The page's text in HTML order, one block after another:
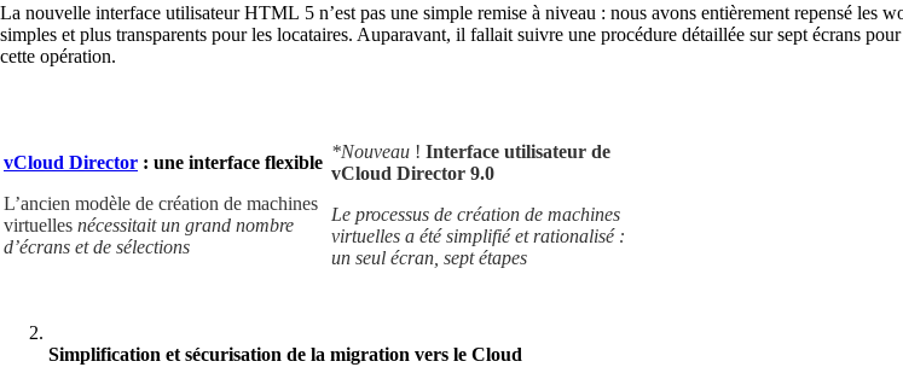
La nouvelle interface utilisateur HTML 5 n’est pas une simple remise à niveau : nous avons entièrement repensé les
simples et plus transparents pour les locataires. Auparavant, il fallait suivre une procédure détaillée sur sept écrans
cette opération.
vCloud Director : une interface flexible
L’ancien modèle de création de machines
virtuelles nécessitait un grand nombre
d’écrans et de sélections
*Nouveau ! Interface utilisateur de
vCloud Director 9.0
Le processus de création de machines
virtuelles a été simplifié et rationalisé :
un seul écran, sept étapes
Simplification et sécurisation de la migration vers le Cloud